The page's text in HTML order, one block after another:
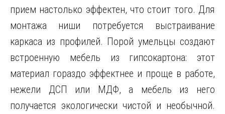
прием настолько эффектен, что стоит того. Для
монтажа ниши потребуется выстраивание
каркаса из профилей. Порой умельцы создают
встроенную мебель из гипсокартона: этот
материал гораздо эффектнее и проще в работе,
нежели ДСП или МДФ, а мебель из него
получается экологически чистой и необычной.